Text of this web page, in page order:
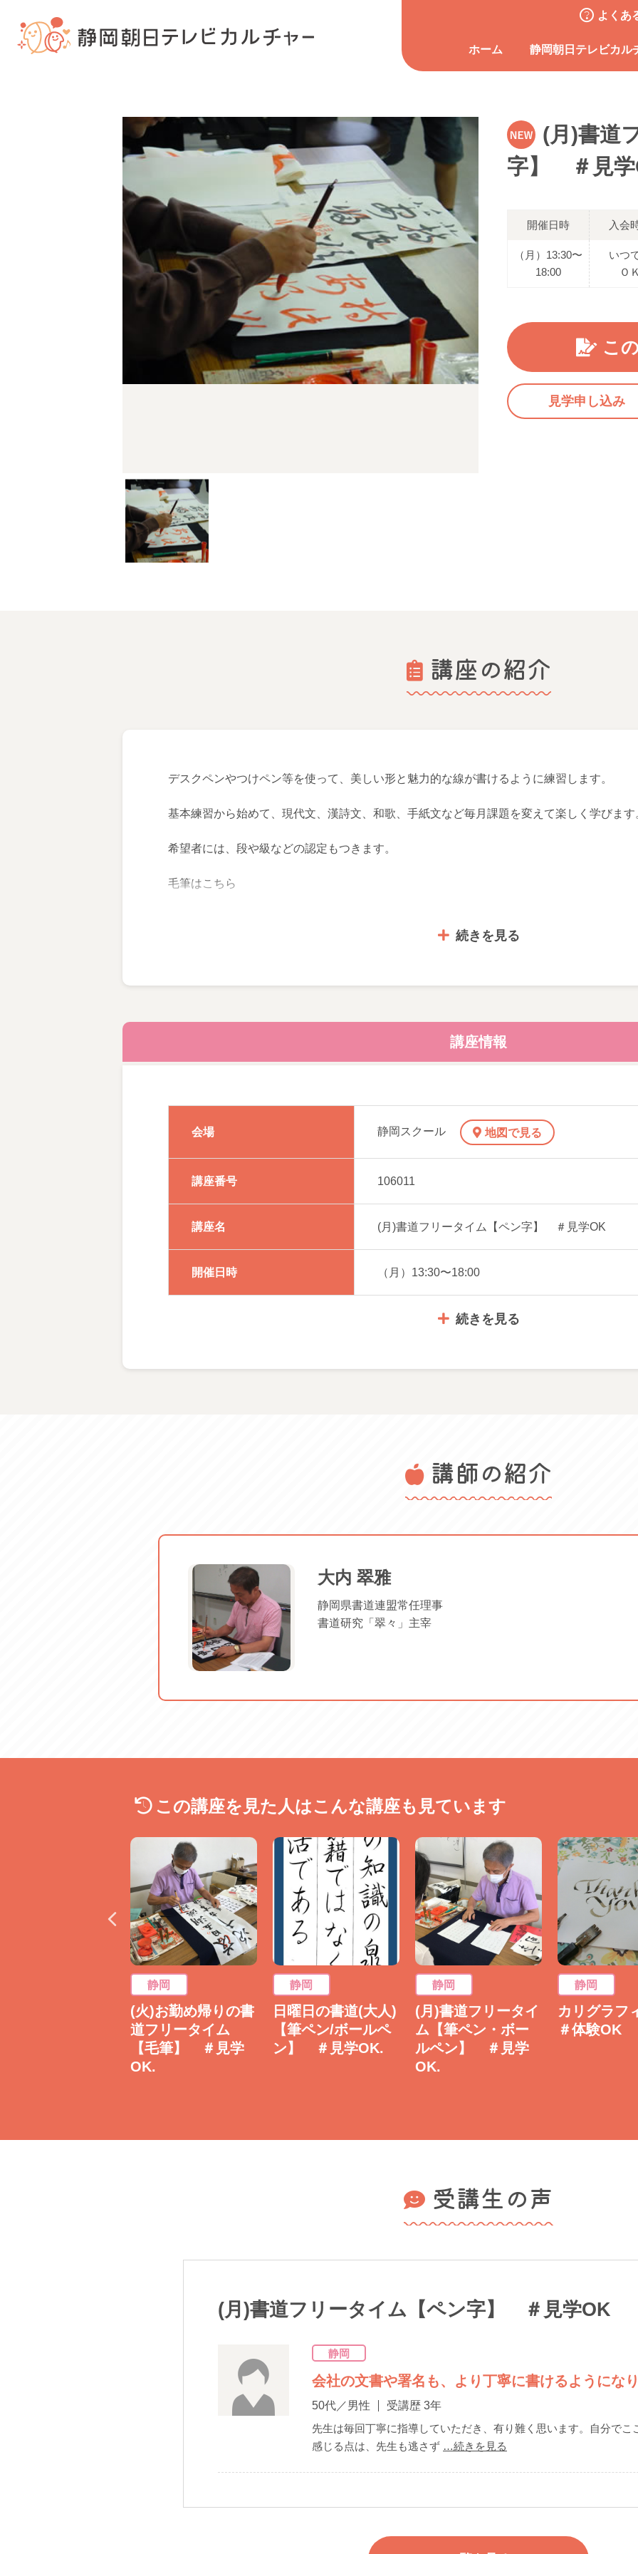
よくあ
ホーム 静岡朝日テレビカル
(月)書道
字】 ＃見学
開催日時 入会
（月）13:30〜
18:00
いつ
Ｏ
こ
見学申し込み
講座の紹介
デスクペンやつけペン等を使って、美しい形と魅力的な線が書けるように練習します。
基本練習から始めて、現代文、漢詩文、和歌、手紙文など毎月課題を変えて楽しく学びます
希望者には、段や級などの認定もつきます。
毛筆はこちら
●毛筆・ペン字コース 《段・級の認定あり》 1,980円（3ヶ月分 教本・出品料込）
※ペン字コースは、デスクペン（ペン先が万年筆のようになっているもの）を使用。
106011
続きを見る
講座情報
会場 静岡スクール 地図で見る
講座番号 106011
講座名 (月)書道フリータイム【ペン字】 ＃見学OK
開催日時 （月）13:30〜18:00
続きを見る
講師の紹介
大内 翠雅
静岡県書道連盟常任理事
書道研究「翠々」主宰
この講座を見た人はこんな講座も見ています
静岡
(火)お勤め帰りの書
道フリータイム
【毛筆】 ＃見学
OK.
静岡
日曜日の書道(大人)
【筆ペン/ボールペ
ン】 ＃見学OK.
静岡
(月)書道フリータイ
ム【筆ペン・ボー
ルペン】 ＃見学
OK.
静岡
カリグラ
＃体験OK
受講生の声
(月)書道フリータイム【ペン字】 ＃見学OK
静岡
会社の文書や署名も、より丁寧に書けるようにな
50代／男性
受講歴 3年
先生は毎回丁寧に指導していただき、有り難く思います。自分でこ
感じる点は、先生も逃さず …続きを見る